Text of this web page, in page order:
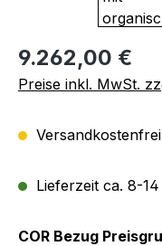
Regulärer Preis:
9.262,00 €
Preise inkl. MwSt.
Versandkostenfrei
Lieferzeit ca. 8-
COR Bezug